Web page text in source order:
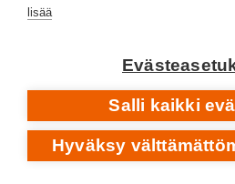
lisää
Salli kaikki
Hyväksy